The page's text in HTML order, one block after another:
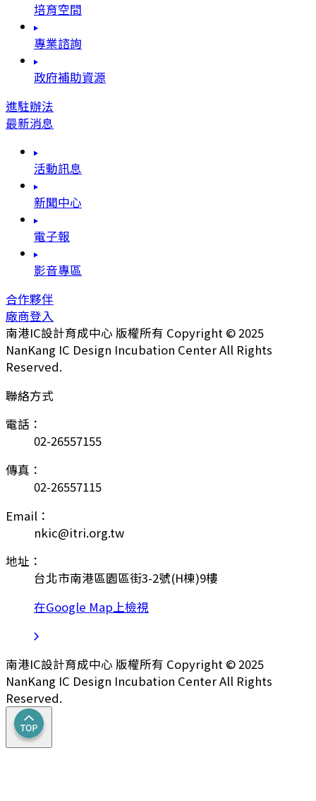
培育空間
專業諮詢
政府補助資源
進駐辦法
最新消息
活動訊息
新聞中心
電子報
影音專區
合作夥伴
廠商登入
南港IC設計育成中心 版權所有 Copyright © 2025
NanKang IC Design Incubation Center All Rights
Reserved.
聯絡方式
電話：
02-26557155
傳真：
02-26557115
Email：
nkic@itri.org.tw
地址：
台北市南港區園區街3-2號(H棟)9樓
在Google Map上檢視
南港IC設計育成中心 版權所有 Copyright © 2025
NanKang IC Design Incubation Center All Rights
Reserved.